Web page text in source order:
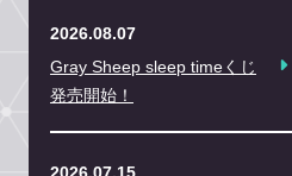
2026.08.07
Gray Sheep sleep timeくじ
発売開始！